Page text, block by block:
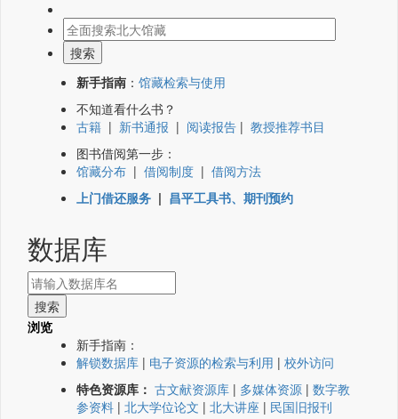
新手指南 ： 馆藏检索与使用
不知道看什么书？
古籍 | 新书通报 | 阅读报告 | 教授推荐书目
图书借阅第一步：
馆藏分布 | 借阅制度 | 借阅方法
上门借还服务 | 昌平工具书、期刊预约
数据库
浏览
新手指南：
解锁数据库 | 电子资源的检索与利用 | 校外访问
特色资源库： 古文献资源库 | 多媒体资源 | 数字教
参资料 | 北大学位论文 | 北大讲座 | 民国旧报刊